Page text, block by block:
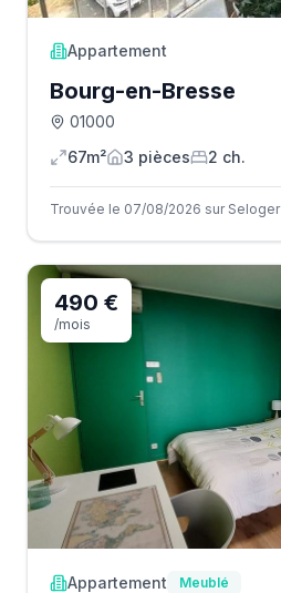
Appartement
Bourg-en-Bresse
01000
67m²
3 pièces 2 ch.
Trouvée le 07/08/2026 sur Seloger
490 €
/mois
Appartement Meublé